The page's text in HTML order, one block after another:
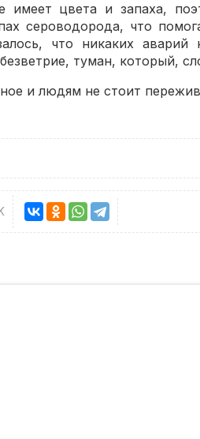
цвета и запаха,
сероводорода, что
что никаких
туман, который,
и людям не стоит